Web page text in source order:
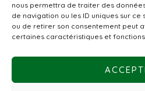
nous permettra de traiter des
de navigation ou les ID uniques sur
ou de retirer son consentement peut
certaines caractéristiques et
CGV